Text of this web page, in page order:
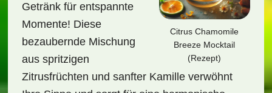
Citrus Chamomile
Breeze Mocktail
(Rezept)
Getränk für entspannte
Momente! Diese
bezaubernde Mischung
aus spritzigen
Zitrusfrüchten und sanfter Kamille verwöhnt